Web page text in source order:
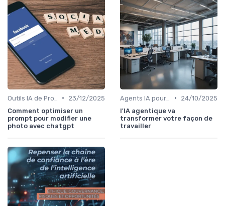
•
23/12/2025
Comment optimiser un
prompt pour modifier une
photo avec chatgpt
•
24/10/2025
l'IA agentique va
transformer votre façon de
travailler